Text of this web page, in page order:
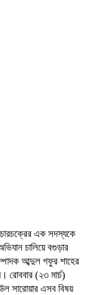
এক সদস্যকে
চালিয়ে বগুড়ার
আব্দুল গফুর শাহের
রোববার (২৩ মার্চ)
সারোয়ার এসব বিষয়